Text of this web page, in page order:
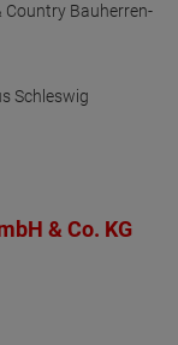
Country Bauherren-
Schleswig
& Co. KG